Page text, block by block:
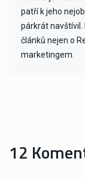
patří k jeho
párkrát
článků nejen o
marketingem.
12